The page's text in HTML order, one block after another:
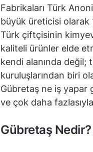
Fabrikaları Türk
büyük üreticisi olarak
Türk çiftçisinin
kaliteli ürünler elde
kendi alanında
kuruluşlarından biri
Gübretaş ne iş yapar
ve çok daha
Gübretaş